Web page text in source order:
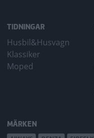
TIDNINGAR
Husbil&Husvagn
Klassiker
Moped
MÄRKEN